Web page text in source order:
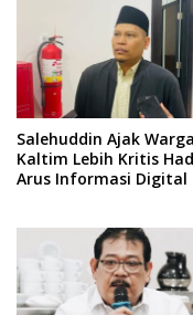
Salehuddin Ajak Warga
Kaltim Lebih Kritis
Arus Informasi Digital